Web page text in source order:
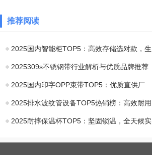
独立缓存：宏碁
推荐阅读
2025国内智能柜TOP5：高效存储选对款，生
2025309s不锈钢带行业解析与优质品牌推荐
2025国内印字OPP束带TOP5：优质直供厂
2025排水波纹管设备TOP5热销榜：高效耐用
2025耐摔保温杯TOP5：坚固锁温，全天候实